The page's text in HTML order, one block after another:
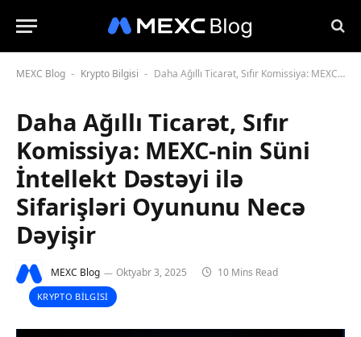
MEXC Blog - Krypto Bilgisi - Daha Ağıllı Ticarət, Sıfır Komissiya: MEXC-nin Süni İntellekt Dəstəyi ilə Sifarişləri Oyununu Necə Dəyişir
Daha Ağıllı Ticarət, Sıfır
Komissiya: MEXC-nin Süni
İntellekt Dəstəyi ilə
Sifarişləri Oyununu Necə
Dəyişir
MEXC Blog Oktyabr 3, 2025 10 Mins Read
KRYPTO BILGISI